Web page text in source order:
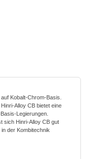
Kobalt-Chrom-Basis.
Alloy CB bietet eine
Legierungen.
sich Hinri-Alloy CB gut
der Kombitechnik